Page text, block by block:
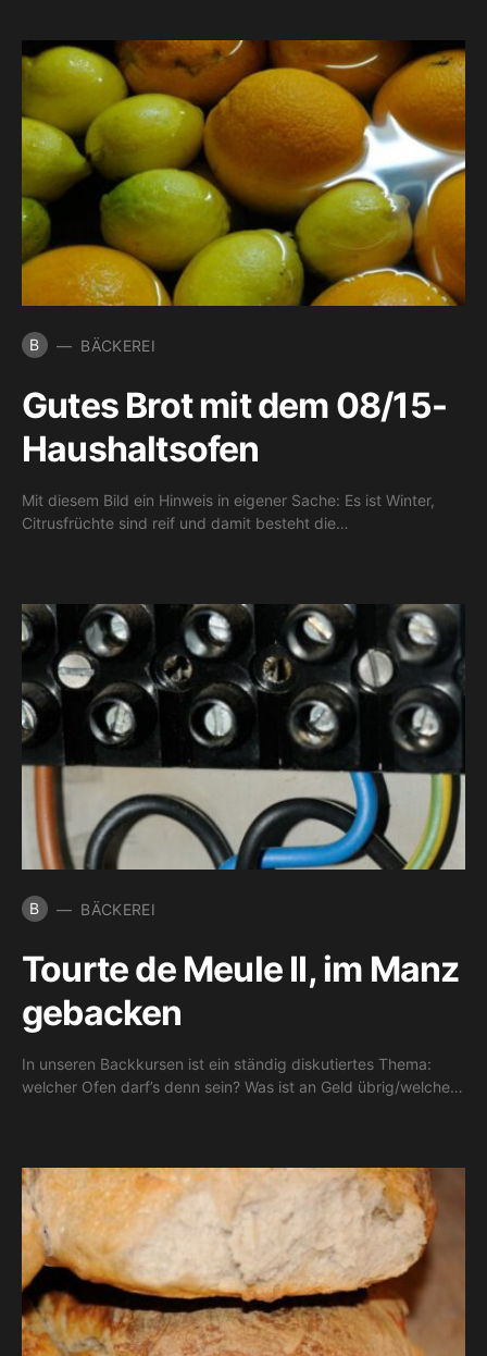
B BÄCKEREI
Gutes Brot mit dem 08/15-
Haushaltsofen
Mit diesem Bild ein Hinweis in eigener Sache: Es ist Winter,
Citrusfrüchte sind reif und damit besteht die…
B BÄCKEREI
Tourte de Meule II, im Manz
gebacken
In unseren Backkursen ist ein ständig diskutiertes Thema:
welcher Ofen darf’s denn sein? Was ist an Geld übrig/welche…